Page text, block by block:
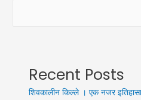
Recent Posts
शिवकालीन किल्ले । एक नजर